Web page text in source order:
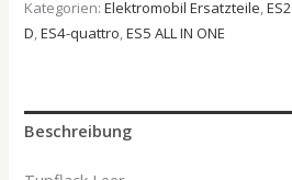
Kategorien:Elektromobil Ersatzteile,ES2
D,ES4-quattro,ES5 ALL IN ONE
Beschreibung